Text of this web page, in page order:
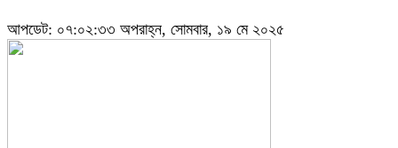
আপডেট: ০৭:০২:৩৩ অপরাহ্ন, সোমবার, ১৯ মে ২০২৫